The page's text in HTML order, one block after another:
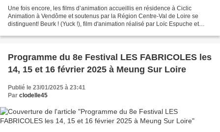
Une fois encore, les films d’animation accueillis en résidence à Ciclic
Animation à Vendôme et soutenus par la Région Centre-Val de Loire se
distinguent! Beurk ! (Yuck !), film d'animation réalisé par Loïc Espuche et
Programme du 8e Festival LES FABRICOLES les
14, 15 et 16 février 2025 à Meung Sur Loire
Publié le 23/01/2025 à 23:41
Par clodelle45